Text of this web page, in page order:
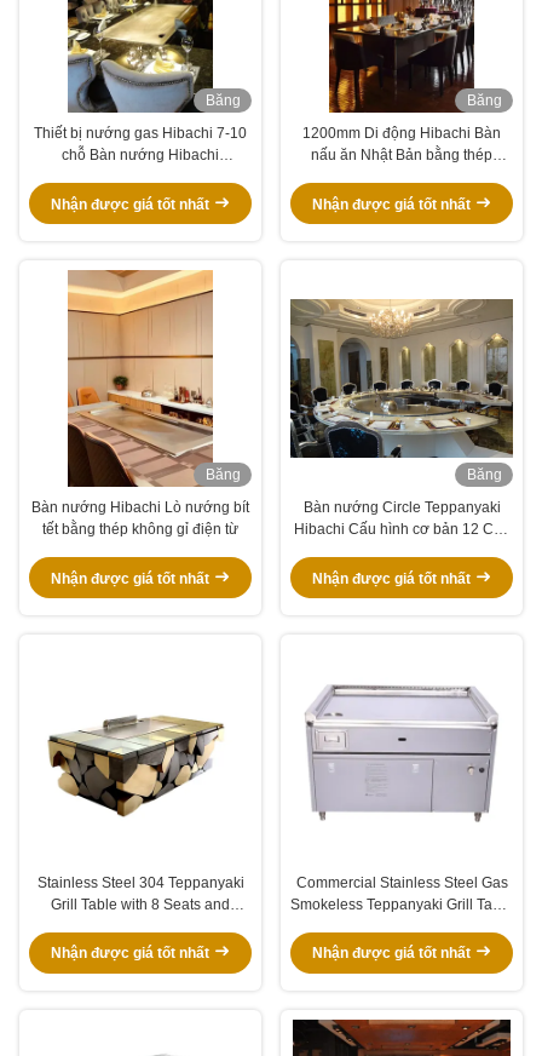
Băng
hình
Thiết bị nướng gas Hibachi 7-10
chỗ Bàn nướng Hibachi
Nhận được giá tốt nhất
Băng
hình
1200mm Di động Hibachi Bàn
nấu ăn Nhật Bản bằng thép
Nhận được giá tốt nhất
Băng
hình
Bàn nướng Hibachi Lò nướng bít
tết bằng thép không gỉ điện từ
Nhận được giá tốt nhất
Băng
hình
Bàn nướng Circle Teppanyaki
Hibachi Cấu hình cơ bản 12 Chỗ
Nhận được giá tốt nhất
Stainless Steel 304 Teppanyaki
Grill Table with 8 Seats and
Grade Special Alloy Steel
Nhận được giá tốt nhất
Commercial Stainless Steel Gas
Smokeless Teppanyaki Grill Table
240V/380V Voltage
Nhận được giá tốt nhất